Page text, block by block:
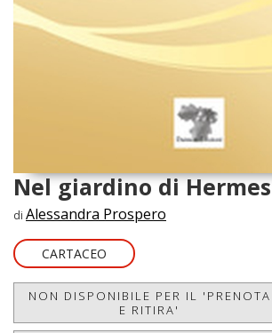
Nel giardino di Hermes
di Alessandra Prospero
CARTACEO
NON DISPONIBILE PER IL 'PRENOTA
E RITIRA'